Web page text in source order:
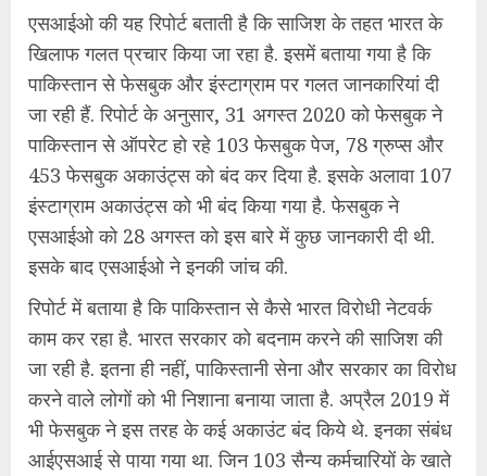
एसआईओ की यह रिपोर्ट बताती है कि साजिश के तहत भारत के
खिलाफ गलत प्रचार किया जा रहा है. इसमें बताया गया है कि
पाकिस्तान से फेसबुक और इंस्टाग्राम पर गलत जानकारियां दी
जा रही हैं. रिपोर्ट के अनुसार, 31 अगस्त 2020 को फेसबुक ने
पाकिस्तान से ऑपरेट हो रहे 103 फेसबुक पेज, 78 ग्रुप्स और
453 फेसबुक अकाउंट्स को बंद कर दिया है. इसके अलावा 107
इंस्टाग्राम अकाउंट्स को भी बंद किया गया है. फेसबुक ने
एसआईओ को 28 अगस्त को इस बारे में कुछ जानकारी दी थी.
इसके बाद एसआईओ ने इनकी जांच की.
रिपोर्ट में बताया है कि पाकिस्तान से कैसे भारत विरोधी नेटवर्क
काम कर रहा है. भारत सरकार को बदनाम करने की साजिश की
जा रही है. इतना ही नहीं, पाकिस्तानी सेना और सरकार का विरोध
करने वाले लोगों को भी निशाना बनाया जाता है. अप्रैल 2019 में
भी फेसबुक ने इस तरह के कई अकाउंट बंद किये थे. इनका संबंध
आईएसआई से पाया गया था. जिन 103 सैन्य कर्मचारियों के खाते